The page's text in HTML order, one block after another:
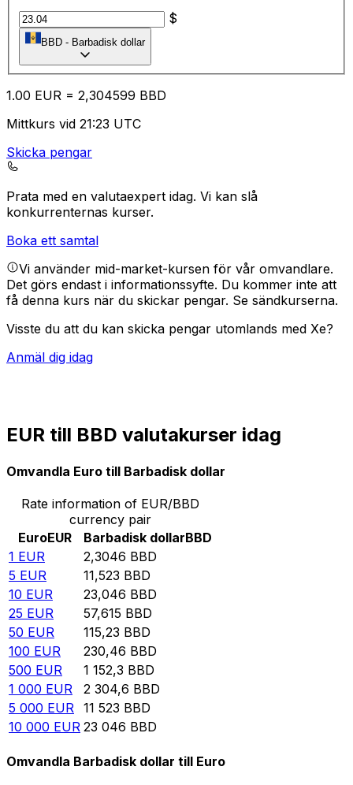
$
BBD - Barbadisk dollar
1.00 EUR = 2,304599 BBD
Mittkurs vid 21:23 UTC
Skicka pengar
Prata med en valutaexpert idag. Vi kan slå
konkurrenternas kurser.
Boka ett samtal
Vi använder mid-market-kursen för vår omvandlare.
Det görs endast i informationssyfte. Du kommer inte att
få denna kurs när du skickar pengar. Se sändkurserna.
Visste du att du kan skicka pengar utomlands med Xe?
Anmäl dig idag
EUR till BBD valutakurser idag
Omvandla Euro till Barbadisk dollar
Rate information of EUR/BBD
currency pair
EuroEUR Barbadisk dollarBBD
1 EUR 2,3046 BBD
5 EUR 11,523 BBD
10 EUR 23,046 BBD
25 EUR 57,615 BBD
50 EUR 115,23 BBD
100 EUR 230,46 BBD
500 EUR 1 152,3 BBD
1 000 EUR 2 304,6 BBD
5 000 EUR 11 523 BBD
10 000 EUR 23 046 BBD
Omvandla Barbadisk dollar till Euro